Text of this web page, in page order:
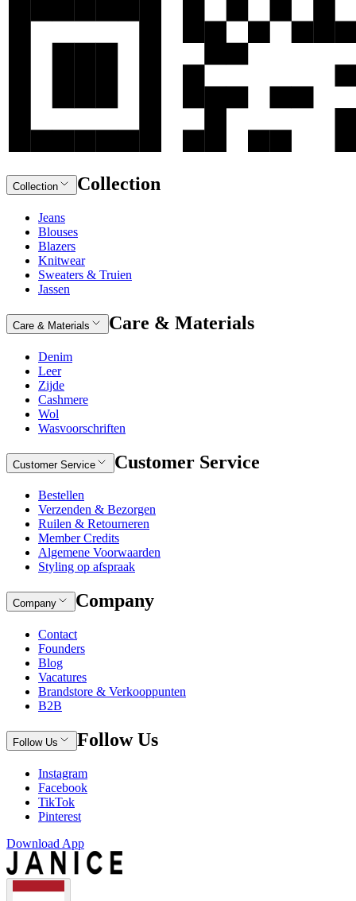
Collection Collection
Jeans
Blouses
Blazers
Knitwear
Sweaters & Truien
Jassen
Care & Materials Care & Materials
Denim
Leer
Zijde
Cashmere
Wol
Wasvoorschriften
Customer Service Customer Service
Bestellen
Verzenden & Bezorgen
Ruilen & Retourneren
Member Credits
Algemene Voorwaarden
Styling op afspraak
Company Company
Contact
Founders
Blog
Vacatures
Brandstore & Verkooppunten
B2B
Follow Us Follow Us
Instagram
Facebook
TikTok
Pinterest
Download App